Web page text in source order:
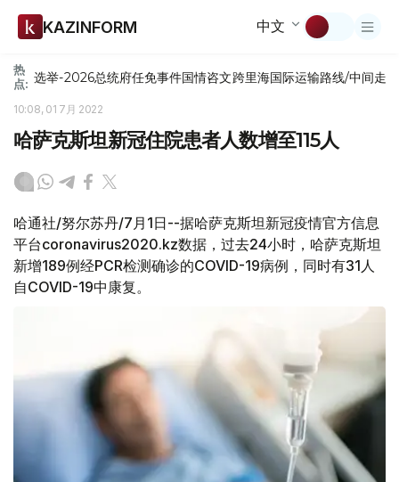
KAZINFORM 中文
热
点: 选举-2026总统府任免事件国情咨文跨里海国际运输路线/中间走廊
10:08, 01 7月 2022
哈萨克斯坦新冠住院患者人数增至115人
哈通社/努尔苏丹/7月1日--据哈萨克斯坦新冠疫情官方信息
平台coronavirus2020.kz数据，过去24小时，哈萨克斯坦
新增189例经PCR检测确诊的COVID-19病例，同时有31人
自COVID-19中康复。